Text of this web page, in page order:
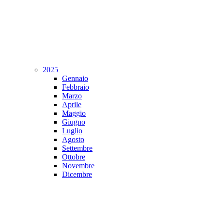
2025
Gennaio
Febbraio
Marzo
Aprile
Maggio
Giugno
Luglio
Agosto
Settembre
Ottobre
Novembre
Dicembre